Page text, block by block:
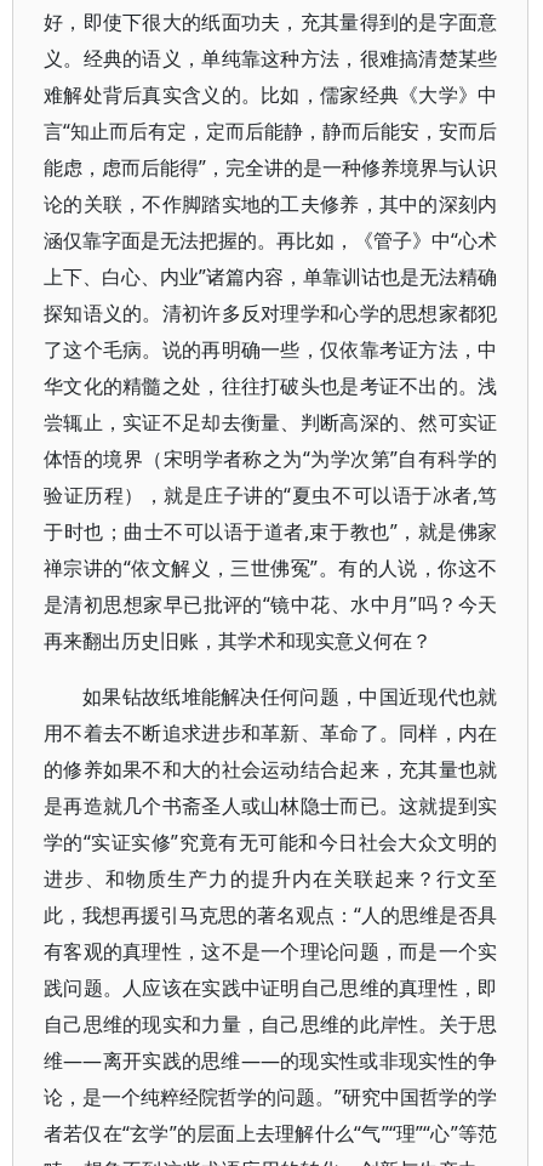
好，即使下很大的纸面功夫，充其量得到的是字面意
义。经典的语义，单纯靠这种方法，很难搞清楚某些
难解处背后真实含义的。比如，儒家经典《大学》中
言“知止而后有定，定而后能静，静而后能安，安而后
能虑，虑而后能得”，完全讲的是一种修养境界与认识
论的关联，不作脚踏实地的工夫修养，其中的深刻内
涵仅靠字面是无法把握的。再比如，《管子》中“心术
上下、白心、内业”诸篇内容，单靠训诂也是无法精确
探知语义的。清初许多反对理学和心学的思想家都犯
了这个毛病。说的再明确一些，仅依靠考证方法，中
华文化的精髓之处，往往打破头也是考证不出的。浅
尝辄止，实证不足却去衡量、判断高深的、然可实证
体悟的境界（宋明学者称之为“为学次第”自有科学的
验证历程），就是庄子讲的“夏虫不可以语于冰者,笃
于时也；曲士不可以语于道者,束于教也”，就是佛家
禅宗讲的“依文解义，三世佛冤”。有的人说，你这不
是清初思想家早已批评的“镜中花、水中月”吗？今天
再来翻出历史旧账，其学术和现实意义何在？
如果钻故纸堆能解决任何问题，中国近现代也就
用不着去不断追求进步和革新、革命了。同样，内在
的修养如果不和大的社会运动结合起来，充其量也就
是再造就几个书斋圣人或山林隐士而已。这就提到实
学的“实证实修”究竟有无可能和今日社会大众文明的
进步、和物质生产力的提升内在关联起来？行文至
此，我想再援引马克思的著名观点：“人的思维是否具
有客观的真理性，这不是一个理论问题，而是一个实
践问题。人应该在实践中证明自己思维的真理性，即
自己思维的现实和力量，自己思维的此岸性。关于思
维——离开实践的思维——的现实性或非现实性的争
论，是一个纯粹经院哲学的问题。”研究中国哲学的学
者若仅在“玄学”的层面上去理解什么“气”“理”“心”等范